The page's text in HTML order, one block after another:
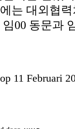
는 대외협력
00 동문과
op 11 Februari